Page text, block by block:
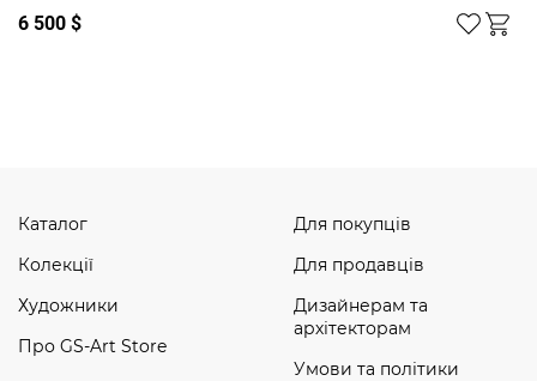
6 500 $
Каталог
Колекції
Художники
Про GS-Art Store
Для покупців
Для продавців
Дизайнерам та
архітекторам
Умови та політики